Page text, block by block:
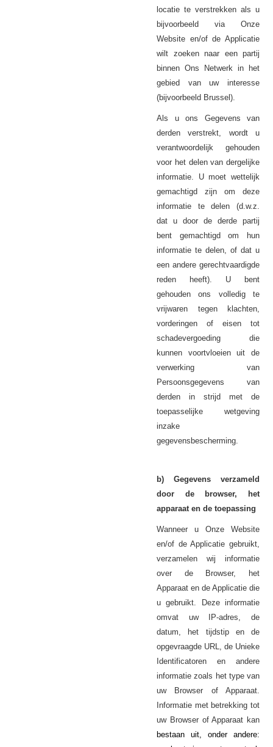
locatie te verstrekken als u
bijvoorbeeld via Onze
Website en/of de Applicatie
wilt zoeken naar een partij
binnen Ons Netwerk in het
gebied van uw interesse
(bijvoorbeeld Brussel).
Als u ons Gegevens van
derden verstrekt, wordt u
verantwoordelijk gehouden
voor het delen van dergelijke
informatie. U moet wettelijk
gemachtigd zijn om deze
informatie te delen (d.w.z.
dat u door de derde partij
bent gemachtigd om hun
informatie te delen, of dat u
een andere gerechtvaardigde
reden heeft). U bent
gehouden ons volledig te
vrijwaren tegen klachten,
vorderingen of eisen tot
schadevergoeding die
kunnen voortvloeien uit de
verwerking van
Persoonsgegevens van
derden in strijd met de
toepasselijke wetgeving
inzake
gegevensbescherming.
b) Gegevens verzameld
door de browser, het
apparaat en de toepassing
Wanneer u Onze Website
en/of de Applicatie gebruikt,
verzamelen wij informatie
over de Browser, het
Apparaat en de Applicatie die
u gebruikt. Deze informatie
omvat uw IP-adres, de
datum, het tijdstip en de
opgevraagde URL, de Unieke
Identificatoren en andere
informatie zoals het type van
uw Browser of Apparaat.
Informatie met betrekking tot
uw Browser of Apparaat kan
bestaan uit, onder andere: